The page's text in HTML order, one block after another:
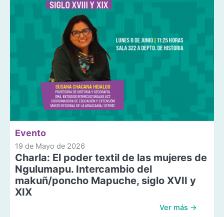
Evento
19 de Mayo de 2026
Charla: El poder textil de las mujeres de
Ngulumapu. Intercambio del
makuñ/poncho Mapuche, siglo XVII y
XIX
Ver más →